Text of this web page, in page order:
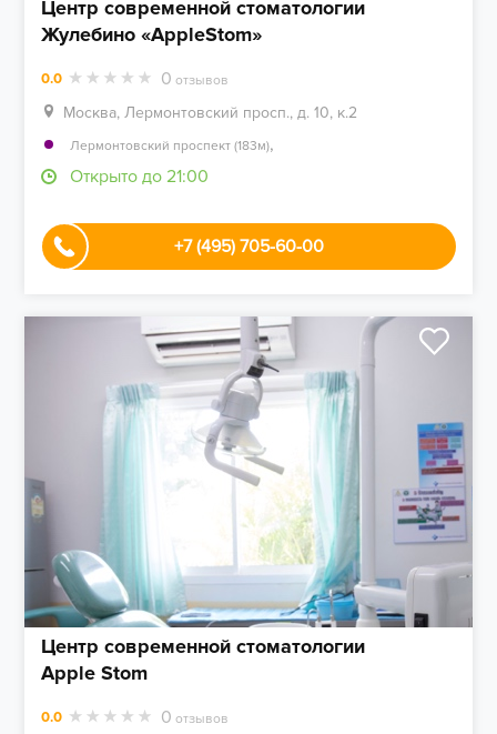
Центр современной стоматологии
Жулебино «AppleStom»
0.0 0 отзывов
Москва, Лермонтовский просп., д. 10, к.2
Лермонтовский проспект (183м),
Открыто до 21:00
+7 (495) 705-60-00
Центр современной стоматологии
Apple Stom
0.0 0 отзывов